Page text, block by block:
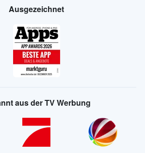
Ausgezeichnet
aus der TV Werbung